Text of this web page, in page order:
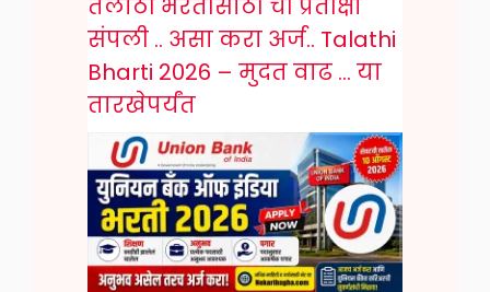
तलाठी भरतीसाठी ची प्रतीक्षा
संपली .. असा करा अर्ज.. Talathi
Bharti 2026 – मुदत वाढ … या
तारखेपर्यंत